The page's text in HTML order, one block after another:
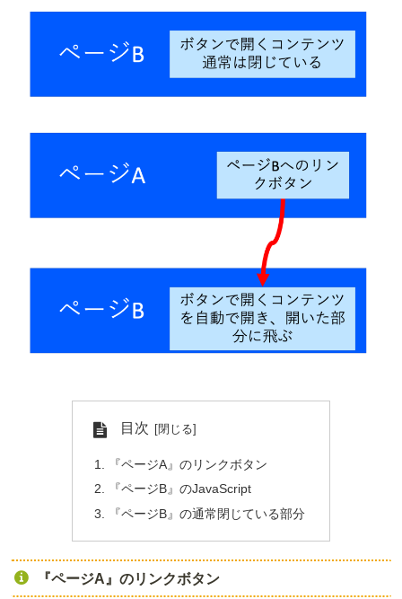
目次
『ページA』のリンクボタン
『ページB』のJavaScript
『ページB』の通常閉じている部分
『ページA』のリンクボタン